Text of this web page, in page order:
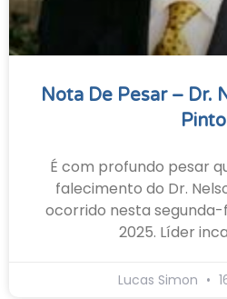
Nota De Pesar – Dr.
Pinto
É com profundo pesar
falecimento do Dr.
ocorrido nesta segunda-
2025. Líder
Lucas Simon